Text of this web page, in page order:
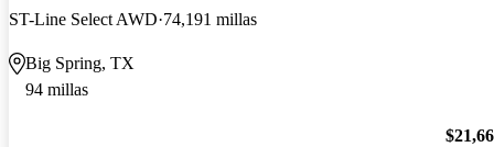
ST-Line Select AWD 74,191 millas
Big Spring, TX
94 millas